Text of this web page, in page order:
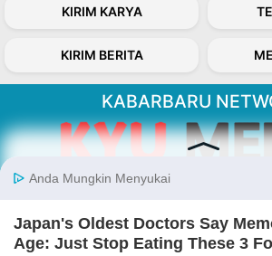
KIRIM KARYA
KIRIM BERITA
KABARBARU
Kabarbaru.co menyajikan